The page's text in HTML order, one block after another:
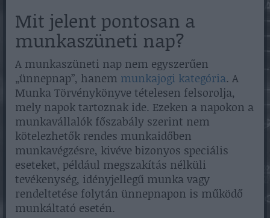
Mit jelent pontosan a
munkaszüneti nap?
A munkaszüneti nap nem egyszerűen
„ünnepnap”, hanem munkajogi kategória. A
Munka Törvénykönyve tételesen felsorolja,
mely napok tartoznak ide. Ezeken a napokon a
munkavállalók főszabály szerint nem
kötelezhetők rendes munkaidőben
munkavégzésre, kivéve bizonyos speciális
eseteket, például megszakítás nélküli
tevékenység, idényjellegű munka vagy
rendeltetése folytán ünnepnapon is működő
munkáltató esetén.